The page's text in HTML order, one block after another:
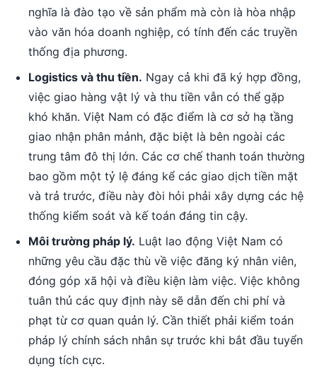
nghĩa là đào tạo về sản phẩm mà còn là hòa nhập
vào văn hóa doanh nghiệp, có tính đến các truyền
thống địa phương.
Logistics và thu tiền. Ngay cả khi đã ký hợp đồng,
việc giao hàng vật lý và thu tiền vẫn có thể gặp
khó khăn. Việt Nam có đặc điểm là cơ sở hạ tầng
giao nhận phân mảnh, đặc biệt là bên ngoài các
trung tâm đô thị lớn. Các cơ chế thanh toán thường
bao gồm một tỷ lệ đáng kể các giao dịch tiền mặt
và trả trước, điều này đòi hỏi phải xây dựng các hệ
thống kiểm soát và kế toán đáng tin cậy.
Môi trường pháp lý. Luật lao động Việt Nam có
những yêu cầu đặc thù về việc đăng ký nhân viên,
đóng góp xã hội và điều kiện làm việc. Việc không
tuân thủ các quy định này sẽ dẫn đến chi phí và
phạt từ cơ quan quản lý. Cần thiết phải kiểm toán
pháp lý chính sách nhân sự trước khi bắt đầu tuyển
dụng tích cực.